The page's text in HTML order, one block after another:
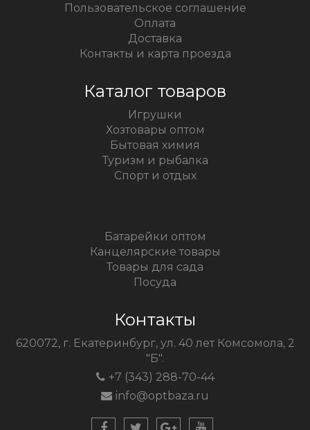
Пользовательское соглашение
Оплата
Доставка
Контакты и карта проезда
Каталог товаров
Игрушки
Хозтовары оптом
Бытовая химия
Туризм и рыбалка
Спорт и отдых
Батарейки оптом
Канцелярские товары
Товары для сада
Посуда
Контакты
620072, г. Екатеринбург, ул. 40 лет Комсомола, 2
"Б".
+7 (343) 288-70-44
info@optbaza.ru